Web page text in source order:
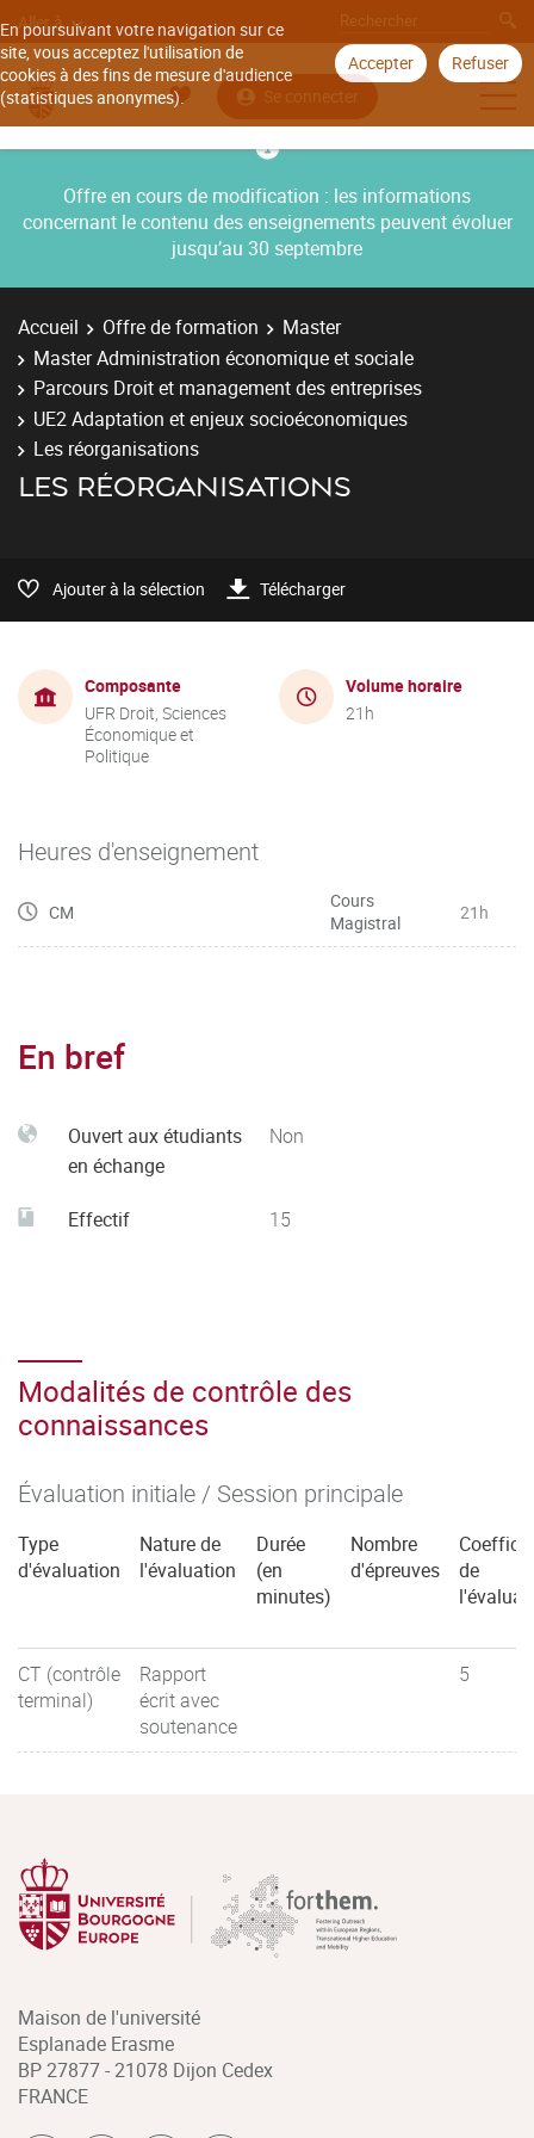
En poursuivant votre navigation sur ce
site, vous acceptez l'utilisation de
cookies à des fins de mesure d'audience
(statistiques anonymes).
Accepter Refuser
Aller à
Se connecter
Offre en cours de modification : les informations
concernant le contenu des enseignements peuvent évoluer
jusqu’au 30 septembre
Accueil Offre de formation
Master
Master Administration économique et sociale
Parcours Droit et management des entreprises
UE2 Adaptation et enjeux socioéconomiques
Les réorganisations
LES RÉORGANISATIONS
Ajouter à la sélection Télécharger
Composante
UFR Droit, Sciences
Économique et
Politique
Volume horaire
21h
Heures d'enseignement
CM
Cours
Magistral
21h
En bref
Ouvert aux étudiants
en échange
Non
Effectif 15
Modalités de contrôle des
connaissances
Évaluation initiale / Session principale
Type
d'évaluation
Nature de
l'évaluation
Durée
(en
minutes)
Nombre
d'épreuves
de
CT (contrôle
terminal)
Rapport
écrit avec
soutenance
5
Maison de l'université
Esplanade Erasme
BP 27877 - 21078 Dijon Cedex
FRANCE